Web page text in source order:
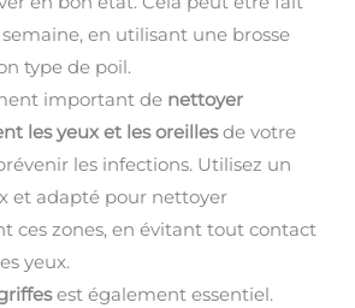
en utilisant une brosse
type de poil.
important de nettoyer
les yeux et les oreillesde votre
les infections. Utilisez un
et adapté pour nettoyer
ces zones, en évitant tout contact
yeux.
est également essentiel.